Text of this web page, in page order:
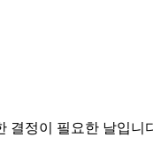
결정이 필요한 날입니